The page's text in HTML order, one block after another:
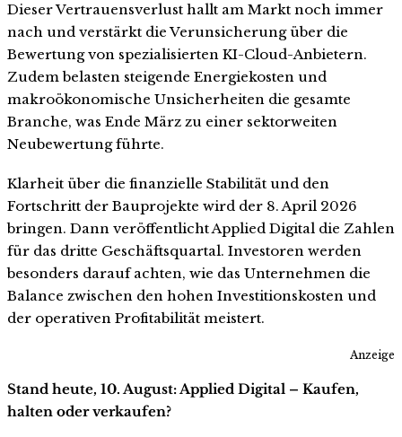
Dieser Vertrauensverlust hallt am Markt noch immer
nach und verstärkt die Verunsicherung über die
Bewertung von spezialisierten KI-Cloud-Anbietern.
Zudem belasten steigende Energiekosten und
makroökonomische Unsicherheiten die gesamte
Branche, was Ende März zu einer sektorweiten
Neubewertung führte.
Klarheit über die finanzielle Stabilität und den
Fortschritt der Bauprojekte wird der 8. April 2026
bringen. Dann veröffentlicht Applied Digital die Zahlen
für das dritte Geschäftsquartal. Investoren werden
besonders darauf achten, wie das Unternehmen die
Balance zwischen den hohen Investitionskosten und
der operativen Profitabilität meistert.
Anzeige
Stand heute, 10. August: Applied Digital – Kaufen,
halten oder verkaufen?